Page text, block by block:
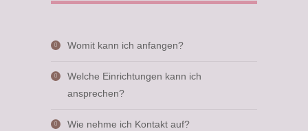
Womit kann ich anfangen?
Welche Einrichtungen kann ich
ansprechen?
Wie nehme ich Kontakt auf?